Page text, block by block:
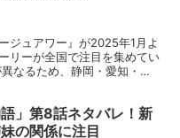
ジュアワー』が2025年1月よ
リーが全国で注目を集めてい
なるため、静岡・愛知・宇
語」第8話ネタバレ！新
の関係に注目